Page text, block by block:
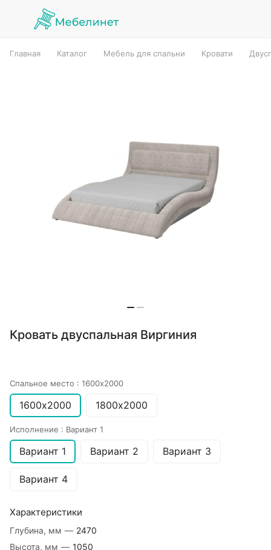
Главная Каталог Мебель для спальни Кровати
Кровать двуспальная Виргиния
Спальное место : 1600х2000
1600х2000 1800х2000
Исполнение : Вариант 1
Вариант 1 Вариант 2 Вариант 3
Вариант 4
Характеристики
Глубина, мм — 2470
Высота, мм — 1050